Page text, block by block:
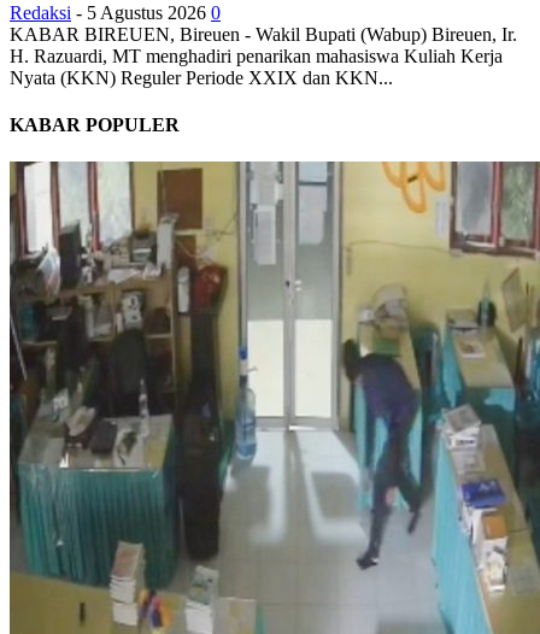
Redaksi - 5 Agustus 2026 0
KABAR BIREUEN, Bireuen - Wakil Bupati (Wabup) Bireuen, Ir.
H. Razuardi, MT menghadiri penarikan mahasiswa Kuliah Kerja
Nyata (KKN) Reguler Periode XXIX dan KKN...
KABAR POPULER